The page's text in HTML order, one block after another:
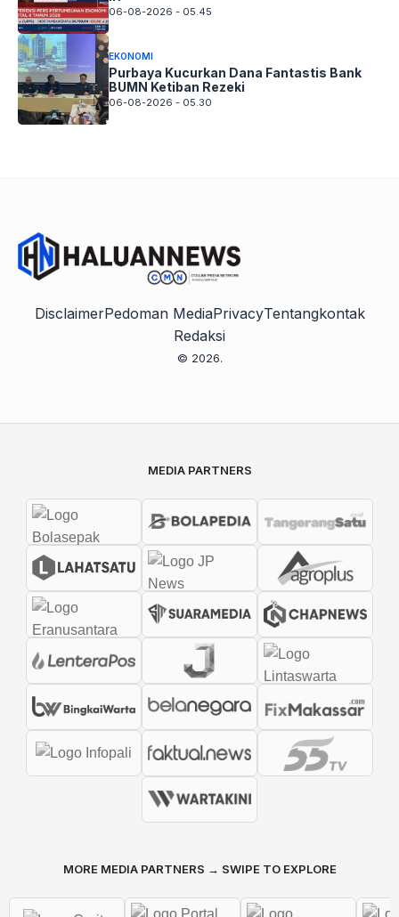
06-08-2026 - 05.45
EKONOMI
Purbaya Kucurkan Dana Fantastis Bank
BUMN Ketiban Rezeki
06-08-2026 - 05.30
DisclaimerPedoman MediaPrivacyTentangkontak
Redaksi
© 2026.
MEDIA PARTNERS
MORE MEDIA PARTNERS → SWIPE TO EXPLORE